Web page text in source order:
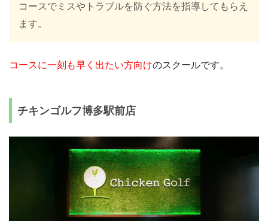
コースでミスやトラブルを防ぐ方法を指導してもらえ
ます。
コースに一刻も早く出たい方向けのスクールです。
チキンゴルフ博多駅前店